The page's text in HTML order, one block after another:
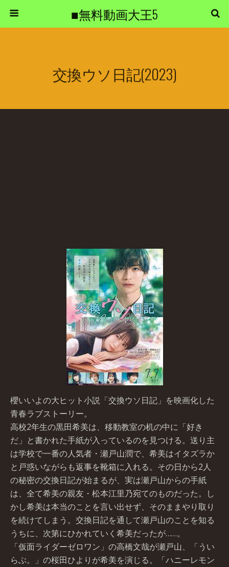
■無料動画大王5
交換ウソ日記(2023)
櫻いいよの大ヒット小説「交換ウソ日記」を映画化した
青春ラブストーリー。
高校2年生の黒田希美は、移動教室の机の中に「好き
だ」と書かれた手紙が入っているのを見つける。送り主
は学校で一番の人気者・瀬戸山潤で、希美はイタズラか
と戸惑いながらも返事を靴箱に入れる。その日から2人
の秘密の交換日記が始まるが、実は瀬戸山からの手紙
は、全て希美の親友・松本江里乃宛てのものだった。し
かし希美は本当のことを言い出せず、そのままやり取り
を続けてしまう。交換日記を通して瀬戸山のことを知る
うちに、次第にひかれていく希美だったが……。
「仮面ライダーゼロワン」の高橋文哉が瀬戸山、「うい
らぶ。」の桜田ひよりが希美を演じる。「ハニーレモン